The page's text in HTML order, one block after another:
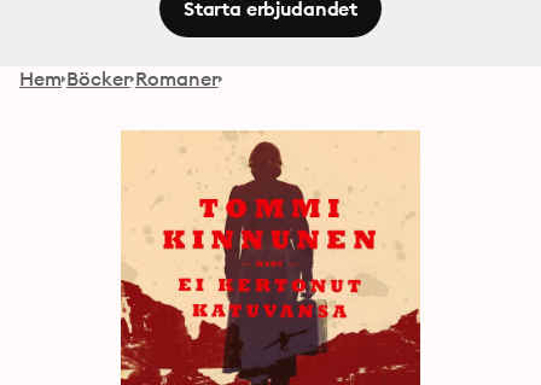
Starta erbjudandet
Hem Böcker Romaner